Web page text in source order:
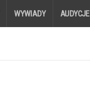
WYWIADY AUDYCJE